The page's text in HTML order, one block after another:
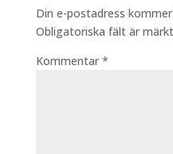
Din e-postadress
Obligatoriska fält är
Kommentar *